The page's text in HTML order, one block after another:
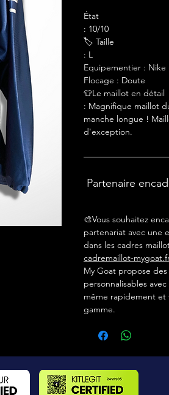
État
: 10/10
🏷 Taille
: L
Equipementier : Nike
Flocage : Doute
👕Le maillot en détail
: Magnifique maillot
manche longue !
d'exception.
Partenaire
🎨Vous souhaitez
partenariat avec une
dans les cadres
cadremaillot-
My Goat propose
personnalisables
même rapidement
gamme.